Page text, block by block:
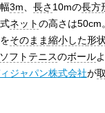
3m 長さ 10mの長方
式ネットの高さは50cm。
をそのまま縮小した形状
ソフトテニスのボール
ジャパン株式会社が